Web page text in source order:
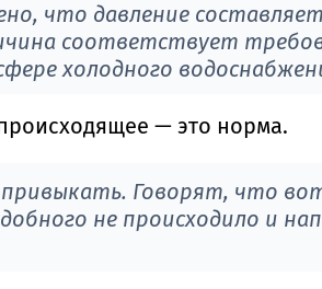
что давление
соответствует
холодного
— это норма.
Говорят, что
не происходило и